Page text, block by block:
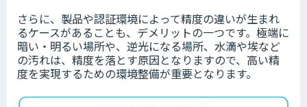
さらに、製品や認証環境によって精度の違いが生まれ
るケースがあることも、デメリットの一つです。極端に
暗い・明るい場所や、逆光になる場所、水滴や埃など
の汚れは、精度を落とす原因となりますので、高い精
度を実現するための環境整備が重要となります。